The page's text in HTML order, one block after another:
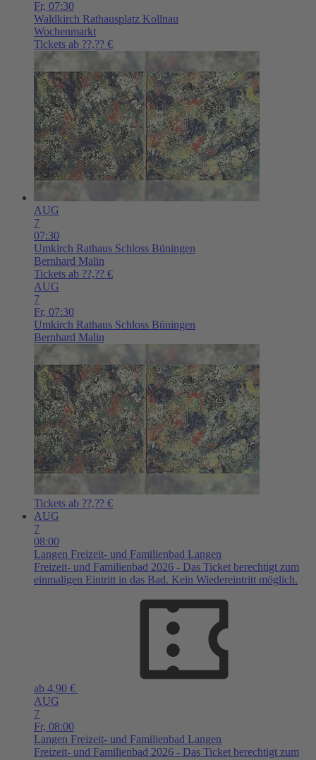
Fr, 07:30
Waldkirch Rathausplatz Kollnau
Wochenmarkt
Tickets ab ??,?? €
AUG
7
07:30
Umkirch Rathaus Schloss Büningen
Bernhard Malin
Tickets ab ??,?? €
AUG
7
Fr, 07:30
Umkirch Rathaus Schloss Büningen
Bernhard Malin
Tickets ab ??,?? €
AUG
7
08:00
Langen Freizeit- und Familienbad Langen
Freizeit- und Familienbad 2026 - Das Ticket berechtigt zum
einmaligen Eintritt in das Bad. Kein Wiedereintritt möglich.
ab 4,90 €
AUG
7
Fr, 08:00
Langen Freizeit- und Familienbad Langen
Freizeit- und Familienbad 2026 - Das Ticket berechtigt zum